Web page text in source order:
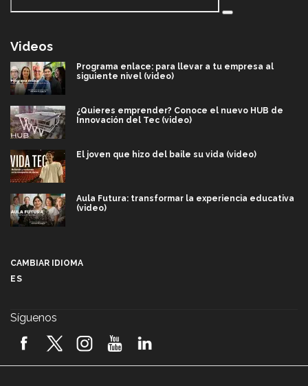
Videos
Programa enlace: para llevar a tu empresa al
siguiente nivel (video)
¿Quieres emprender? Conoce el nuevo HUB de
Innovación del Tec (video)
El joven que hizo del baile su vida (video)
Aula Futura: transformar la experiencia educativa
(video)
2026! (video)
CAMBIAR IDIOMA
ES
Síguenos